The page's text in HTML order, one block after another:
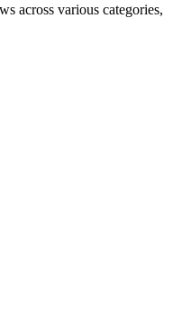
across various categories,